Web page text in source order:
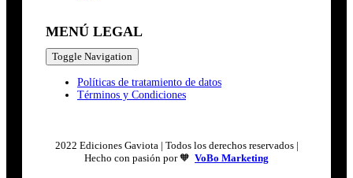
MENÚ LEGAL
Toggle Navigation
Políticas de tratamiento de datos
Términos y Condiciones
2022 Ediciones Gaviota | Todos los derechos reservados |
Hecho con pasión por 🧡 VoBo Marketing